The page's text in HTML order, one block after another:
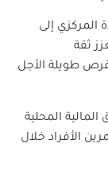
المركزي إلى
و2026، بما يعزز ثقة
فرص طويلة الأجل
المحلية
الأفراد خلال